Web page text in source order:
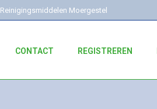
Reinigingsmiddelen Moergestel
CONTACT REGISTREREN